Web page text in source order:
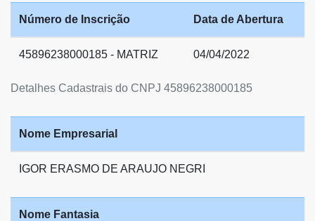
Detalhes Cadastrais do CNPJ 45896238000185
Número de Inscrição Data de Abertura
45896238000185 - MATRIZ 04/04/2022
Nome Empresarial
IGOR ERASMO DE ARAUJO NEGRI
Nome Fantasia